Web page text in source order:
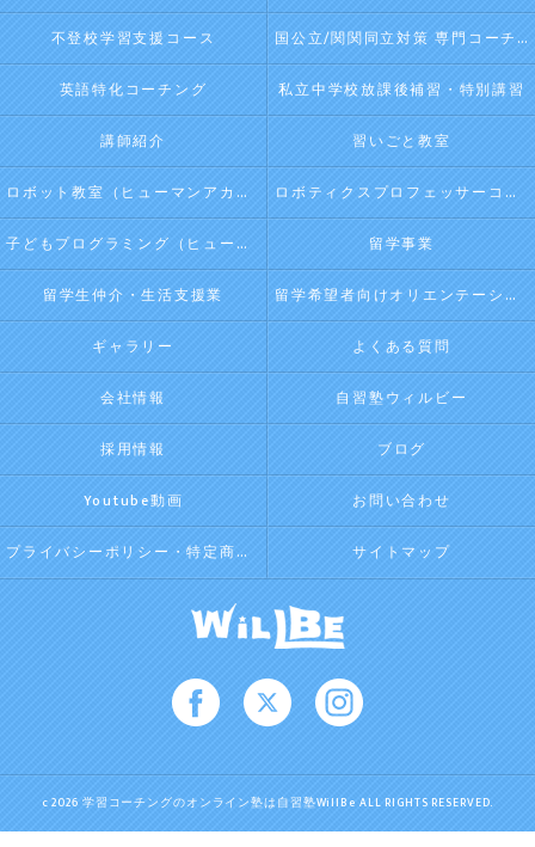
不登校学習支援コース 国公立/関関同立対策 専門コーチング
英語特化コーチング 私立中学校放課後補習・特別講習
講師紹介 習いごと教室
ロボット教室（ヒューマンアカデミージュニアプログラム） ロボティクスプロフェッサーコース（ヒューマンアカデミージュニアプログラム）
子どもプログラミング（ヒューマンアカデミージュニアプログラム） 留学事業
留学生仲介・生活支援業 留学希望者向けオリエンテーション
ギャラリー よくある質問
会社情報 自習塾ウィルビー
採用情報 ブログ
Youtube動画 お問い合わせ
プライバシーポリシー・特定商取引法に基づく表記 サイトマップ
c 2026 学習コーチングのオンライン塾は自習塾WillBe ALL RIGHTS RESERVED.